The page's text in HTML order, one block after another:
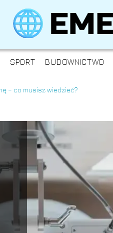
SPORT BUDOWNICTWO
– co musisz wiedzieć?